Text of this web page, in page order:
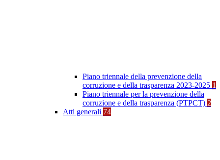
Piano triennale della prevenzione della
corruzione e della trasparenza 2023-2025 1
Piano triennale per la prevenzione della
corruzione e della trasparenza (PTPCT) 2
Atti generali 74